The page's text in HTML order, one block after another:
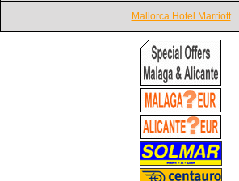
Mallorca Hotel Marriott